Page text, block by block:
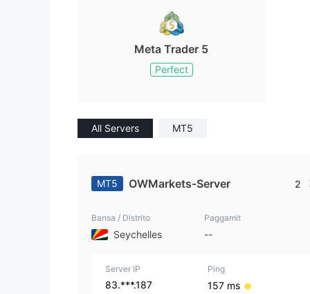
Meta Trader 5
Perfect
All Servers MT5
MT5 OWMarkets-Server 2
Bansa / Distrito
Seychelles
Paggamit
--
Server IP
83.***.187
Ping
157 ms